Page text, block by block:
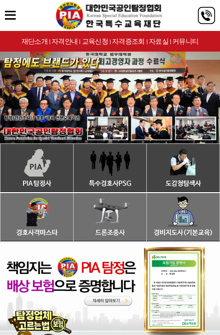
재단소개 | 자격안내 | 교육신청 | 자격증조회 | 자료실 | 커뮤니티